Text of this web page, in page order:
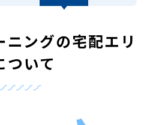
ングの宅配エリ
ついて